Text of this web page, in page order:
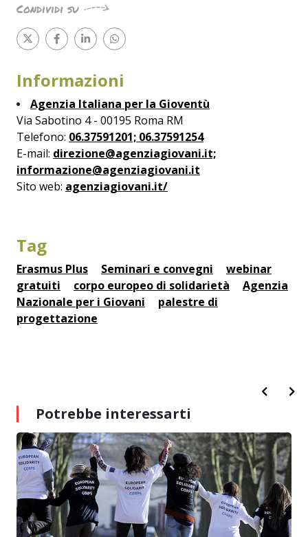
Condividi su
Informazioni
Agenzia Italiana per la Gioventù
Via Sabotino 4 - 00195 Roma RM
Telefono: 06.37591201; 06.37591254
E-mail: direzione@agenziagiovani.it;
informazione@agenziagiovani.it
Sito web: agenziagiovani.it/
Tag
Erasmus Plus Seminari e convegni
webinar
gratuiti
corpo europeo di solidarietà
Agenzia
Nazionale per i Giovani
palestre di
progettazione
Potrebbe interessarti